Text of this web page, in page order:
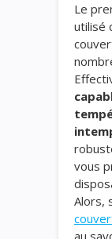
Le
utilisé
vous
Alors,